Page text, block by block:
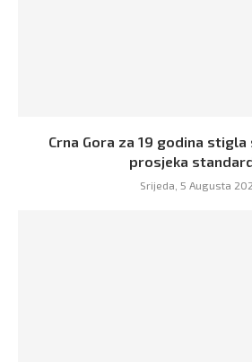
Crna Gora za 19 godina stigla
prosjeka
Srijeda, 5 Augusta